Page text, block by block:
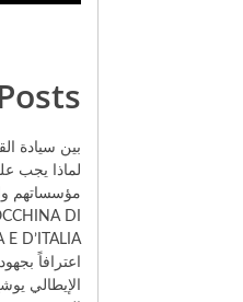
بين سيادة
لماذا يجب
مؤسساتهم
DI
E D’ITALIA
اعترافاً
الإيطالي